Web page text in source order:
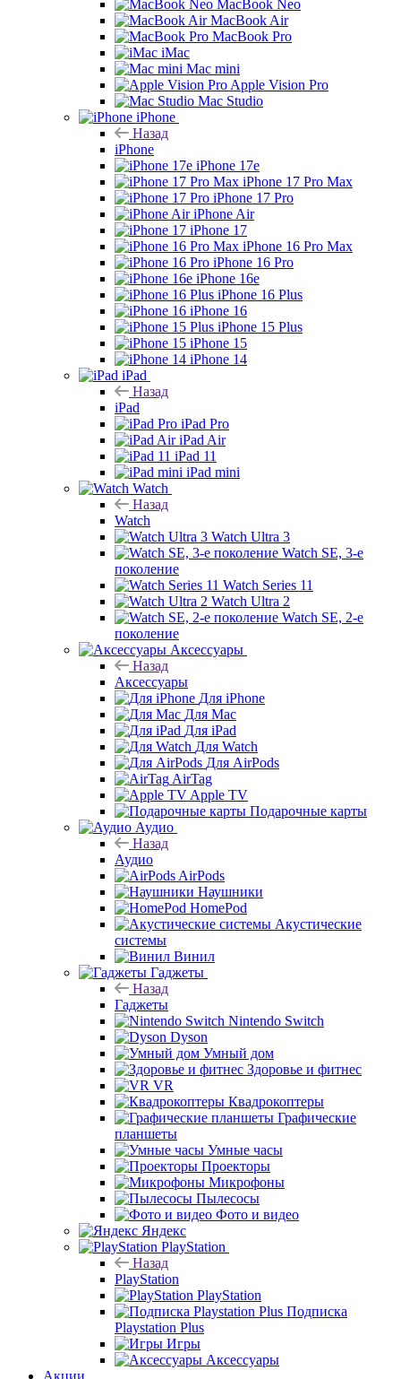
MacBook Neo
MacBook Air
MacBook Pro
iMac
Mac mini
Apple Vision Pro
Mac Studio
iPhone
Назад
iPhone
iPhone 17e
iPhone 17 Pro Max
iPhone 17 Pro
iPhone Air
iPhone 17
iPhone 16 Pro Max
iPhone 16 Pro
iPhone 16e
iPhone 16 Plus
iPhone 16
iPhone 15 Plus
iPhone 15
iPhone 14
iPad
Назад
iPad
iPad Pro
iPad Air
iPad 11
iPad mini
Watch
Назад
Watch
Watch Ultra 3
Watch SE, 3-е
поколение
Watch Series 11
Watch Ultra 2
Watch SE, 2-е
поколение
Аксессуары
Назад
Аксессуары
Для iPhone
Для Mac
Для iPad
Для Watch
Для AirPods
AirTag
Apple TV
Подарочные карты
Аудио
Назад
Аудио
AirPods
Наушники
HomePod
Акустические
системы
Винил
Гаджеты
Назад
Гаджеты
Nintendo Switch
Dyson
Умный дом
Здоровье и фитнес
VR
Квадрокоптеры
Графические
планшеты
Умные часы
Проекторы
Микрофоны
Пылесосы
Фото и видео
Яндекс
PlayStation
Назад
PlayStation
PlayStation
Подписка
Playstation Plus
Игры
Аксессуары
Акции